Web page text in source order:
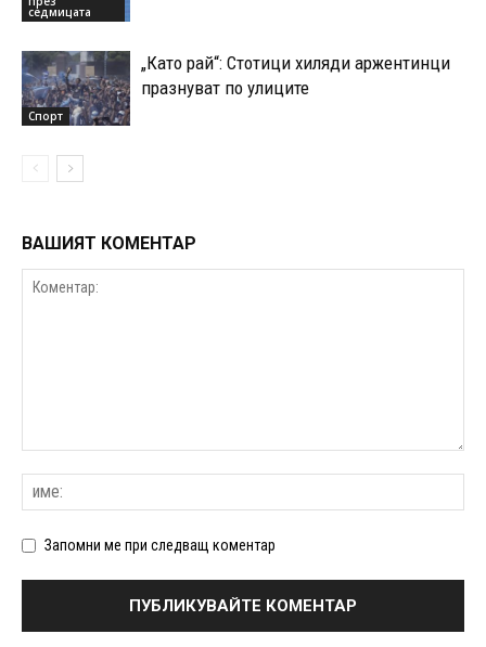
седмицата
Спорт
„Като рай“: Стотици хиляди аржентинци
празнуват по улиците
ВАШИЯТ КОМЕНТАР
Запомни ме при следващ коментар